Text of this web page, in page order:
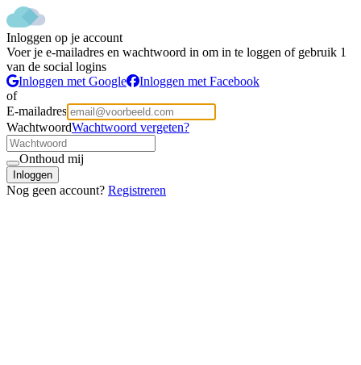
Inloggen op je account
Voer je e-mailadres en wachtwoord in om in te loggen of gebruik 1
van de social logins
Inloggen met Google
Inloggen met Facebook
of
E-mailadres
WachtwoordWachtwoord vergeten?
Onthoud mij
Inloggen
Nog geen account? Registreren